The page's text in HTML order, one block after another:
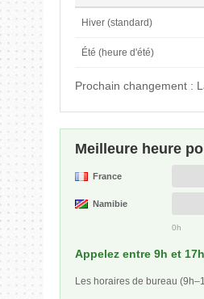
Hiver (standard)
Été (heure d'été)
Prochain changement :
Meilleure heure
France
Namibie
0h
Appelez entre 9h et 17h
Les horaires de bureau